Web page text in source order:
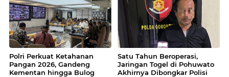
Polri Perkuat Ketahanan
Pangan 2026, Gandeng
Kementan hingga Bulog
Satu Tahun Beroperasi,
Jaringan Togel di Pohuwato
Akhirnya Dibongkar Polisi